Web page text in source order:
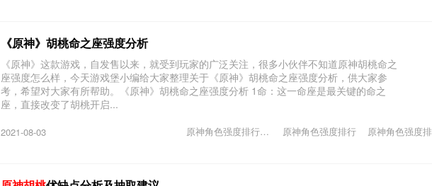
《原神》胡桃命之座强度分析
《原神》这款游戏，自发售以来，就受到玩家的广泛关注，很多小伙伴不知道原神胡桃命之
座强度怎么样，今天游戏堡小编给大家整理关于《原神》胡桃命之座强度分析，供大家参
考，希望对大家有所帮助。《原神》胡桃命之座强度分析 1命：这一命座是最关键的命之
座，直接改变了胡桃开启...
2021-08-03 原神角色强度
原神角色强度排行
原神角色强度排行一览